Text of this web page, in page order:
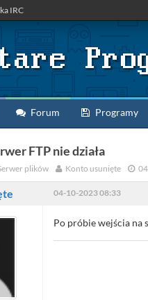
IRC
Forum Programy
FTP nie działa
plików Konto usunięte
04-10-2023 08:33
Po próbie wejścia na